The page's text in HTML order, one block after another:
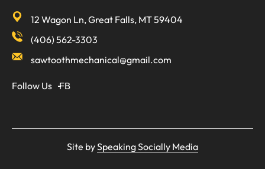
12 Wagon Ln, Great Falls, MT 59404
(406) 562-3303
sawtoothmechanical@gmail.com
Follow Us FB
Site bySpeaking Socially Media